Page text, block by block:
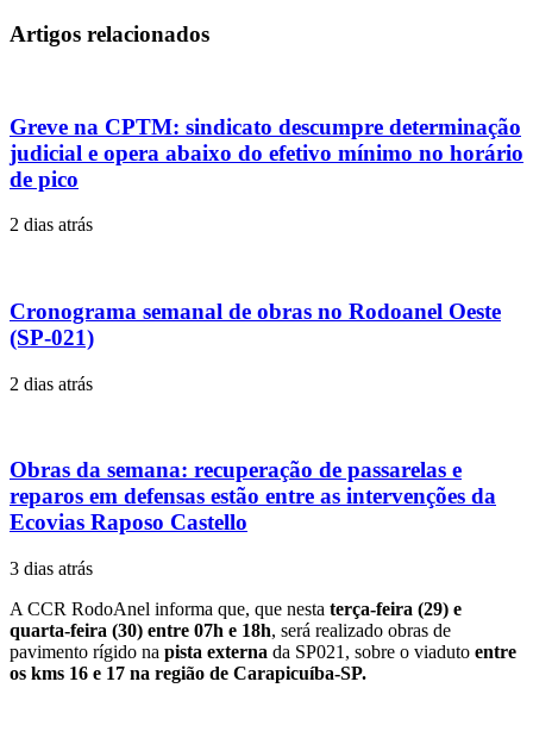
Artigos relacionados
Greve na CPTM: sindicato descumpre determinação
judicial e opera abaixo do efetivo mínimo no horário
de pico
2 dias atrás
Cronograma semanal de obras no Rodoanel Oeste
(SP-021)
2 dias atrás
Obras da semana: recuperação de passarelas e
reparos em defensas estão entre as intervenções da
Ecovias Raposo Castello
3 dias atrás
A CCR RodoAnel informa que, que nesta terça-feira (29) e
quarta-feira (30) entre 07h e 18h, será realizado obras de
pavimento rígido na pista externa da SP021, sobre o viaduto entre
os kms 16 e 17 na região de Carapicuíba-SP.